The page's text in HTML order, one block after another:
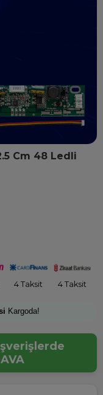
Cm 48 Ledli
4 Taksit 4 Taksit
Kargoda!